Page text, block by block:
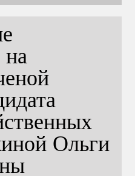
на
Ольги